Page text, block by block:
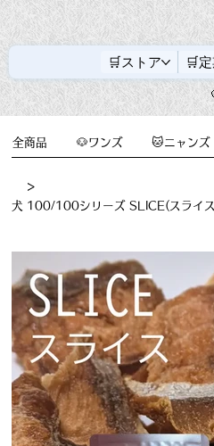
🛒ストア 🛒
全商品 🐶ワンズ 🐱ニャンズ
>
犬 100/100シリーズ SLICE(スライ